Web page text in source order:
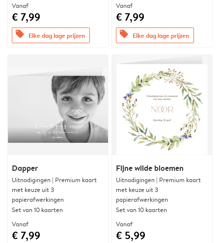
Vanaf
€ 7,99
offers Elke dag lage prijzen
Vanaf
€ 7,99
offers Elke dag lage prijzen
Dapper
Uitnodigingen | Premium kaart
met keuze uit 3
papierafwerkingen
Set van 10 kaarten
Vanaf
€ 7,99
Fijne wilde bloemen
Uitnodigingen | Premium kaart
met keuze uit 3
papierafwerkingen
Set van 10 kaarten
Vanaf
€ 5,99